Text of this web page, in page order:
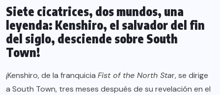
Siete cicatrices, dos mundos, una
leyenda: Kenshiro, el salvador del fin
del siglo, desciende sobre South
Town!
¡Kenshiro, de la franquicia Fist of the North Star, se dirige
a South Town, tres meses después de su revelación en el